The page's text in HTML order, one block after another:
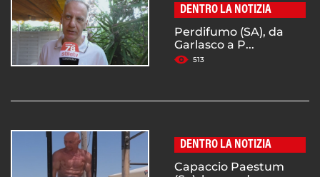
DENTRO LA NOTIZIA
Perdifumo (SA), da
Garlasco a P...
513
DENTRO LA NOTIZIA
Capaccio Paestum